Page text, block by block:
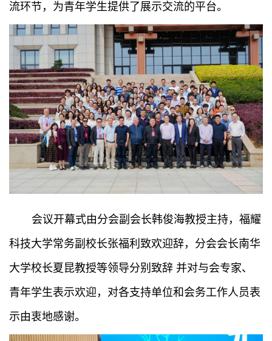
流环节，为青年学生提供了展示交流的平台。
会议开幕式由分会副会长韩俊海教授主持，福耀
科技大学常务副校长张福利致欢迎辞，分会会长南华
大学校长夏昆教授等领导分别致辞 并对与会专家、
青年学生表示欢迎，对各支持单位和会务工作人员表
示由衷地感谢。